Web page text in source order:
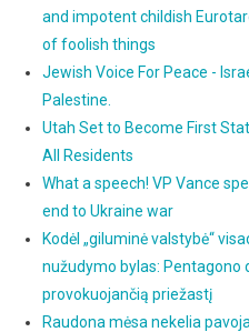
and impotent childish
of foolish things
Jewish Voice For Peace -
Palestine.
Utah Set to Become First
All Residents
What a speech! VP Vance
end to Ukraine war
Kodėl „giluminė valstybė“
nužudymo bylas: Pentagono
provokuojančią priežastį
Raudona mėsa nekelia